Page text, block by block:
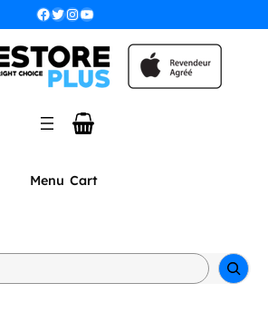
Facebook Twitter InstagramYouTube
Menu Cart